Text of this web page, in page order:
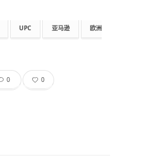
UPC 亚马逊 欧洲
0 0